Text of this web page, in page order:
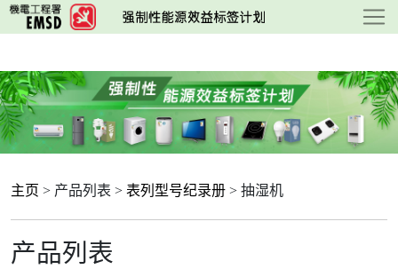
跳
至
要
内
容
主页 > 产品列表 > 表列型号纪录册 > 抽湿机
产品列表